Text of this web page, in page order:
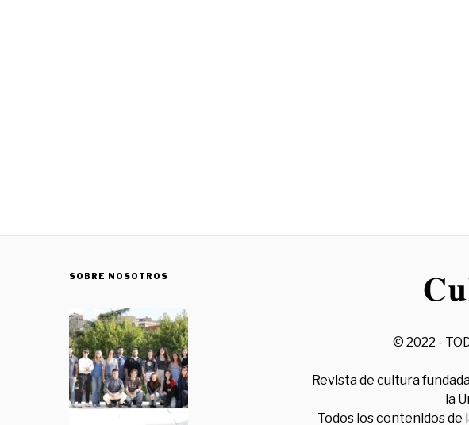
SOBRE NOSOTROS
© 2022 -
Revista de cultura
la
Todos los contenidos de